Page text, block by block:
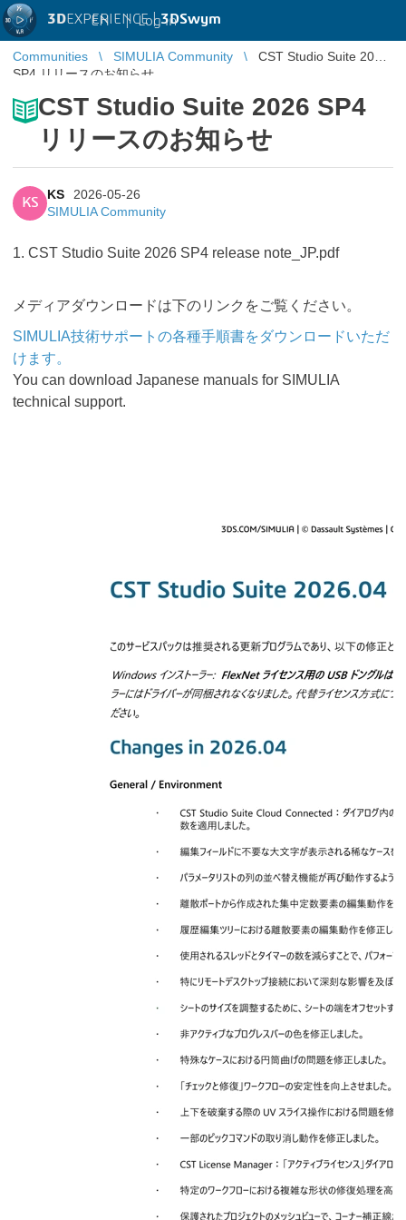
3DEXPERIENCE |3DSwym
EN | Log in
Communities SIMULIA Community
CST Studio Suite 2026
SP4 リリースのお知らせ
CST Studio Suite 2026 SP4
リリースのお知らせ
KS
KS
2026-05-26
SIMULIA Community
1. CST Studio Suite 2026 SP4 release note_JP.pdf
メディアダウンロードは下のリンクをご覧ください。
SIMULIA技術サポートの各種手順書をダウンロードいただ
けます。
You can download Japanese manuals for SIMULIA
technical support.